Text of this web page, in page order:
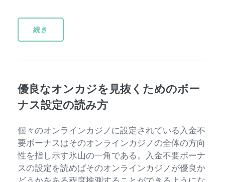
続き
優良なオンカジを見抜くためのボー
ナス設定の読み方
個々のオンラインカジノに設定されている入金不
要ボーナスはそのオンラインカジノの全体の方向
性を指し示す氷山の一角である。入金不要ボーナ
スの設定を読めばそのオンラインカジノが優良か